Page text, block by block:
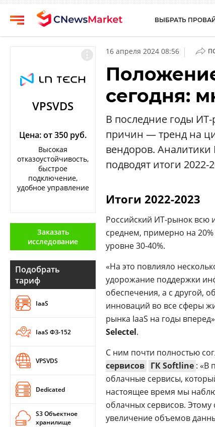
Публикации
обзоры
кабинет
проекте
Аналитика
Техника
Об
издании
Реклама
Вакансии
Контакты
Дзен
Rutube
Конференции
Техника
ВЫБРАТЬ
VPSVDS
Цена: от 350 руб.
Высокая
отказоустойчивость,
быстрое
подключение,
удобное управление
Заказать
исследование
Подобрать
тариф
IaaS
IaaS ФЗ-152
VPSVDS
Dedicated
S3 Объектное
хранилище
16 апреля 2024 08:56 |
сегодня:
В последние годы
причин — тренд на
вендоров.
подводят итоги 2022-
Итоги 2022-2023
Российский ИТ-рынок всю
среднем, примерно на
уровне 30-40%.
«На это повлияло
удорожание поддержки
обеспечения, а с другой,
инноваций во все сферы
рынка IaaS на годы
Selectel.
С ним почти полностью
сервисов ГК Softline : «В
облачные сервисы,
настоящее время мы
облачных сервисов.
увеличение объемов